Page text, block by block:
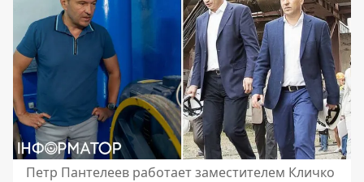
Петр Пантелеев работает заместителем Кличко